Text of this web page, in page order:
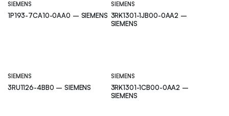
SIEMENS
1P193-7CA10-0AA0 – SIEMENS
SIEMENS
3RK1301-1JB00-0AA2 –
SIEMENS
SIEMENS
3RU1126-4BB0 – SIEMENS
SIEMENS
3RK1301-1CB00-0AA2 –
SIEMENS